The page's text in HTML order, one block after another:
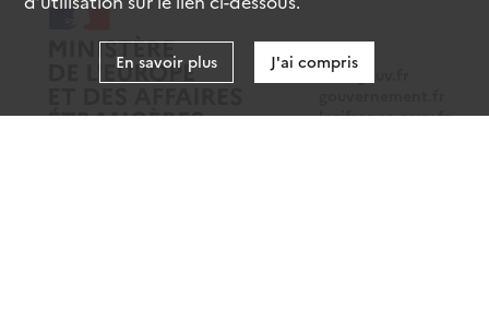
data.gouv.fr
legifrance.gouv.fr
En savoir plus J'ai compris